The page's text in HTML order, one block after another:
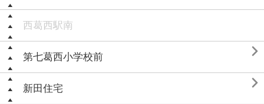
西葛西駅南
第七葛西小学校前 
新田住宅 